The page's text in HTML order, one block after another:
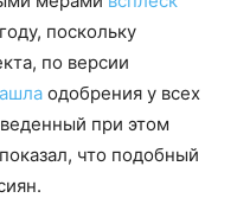
поскольку
по версии
одобрения у всех
при этом
что подобный